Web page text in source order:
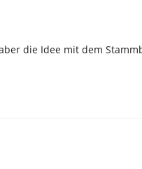
die Idee mit dem